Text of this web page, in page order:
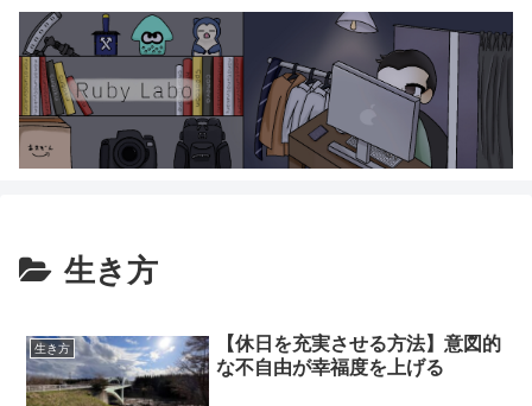
生き方
生き方
【休日を充実させる方法】意図的
な不自由が幸福度を上げる